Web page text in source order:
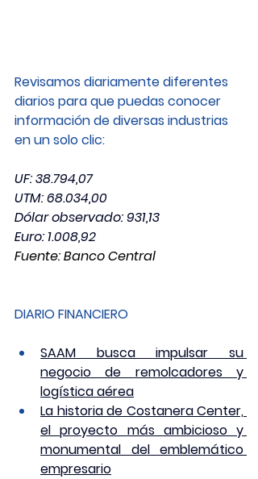
Revisamos diariamente diferentes
diarios para que puedas conocer
información de diversas industrias
en un solo clic:
UF: 38.794,07
UTM: 68.034,00
Dólar observado: 931,13
Euro: 1.008,92
Fuente: Banco Central
DIARIO FINANCIERO
SAAM busca impulsar su
negocio de remolcadores y
logística aérea
La historia de Costanera Center,
el proyecto más ambicioso y
monumental del emblemático
empresario